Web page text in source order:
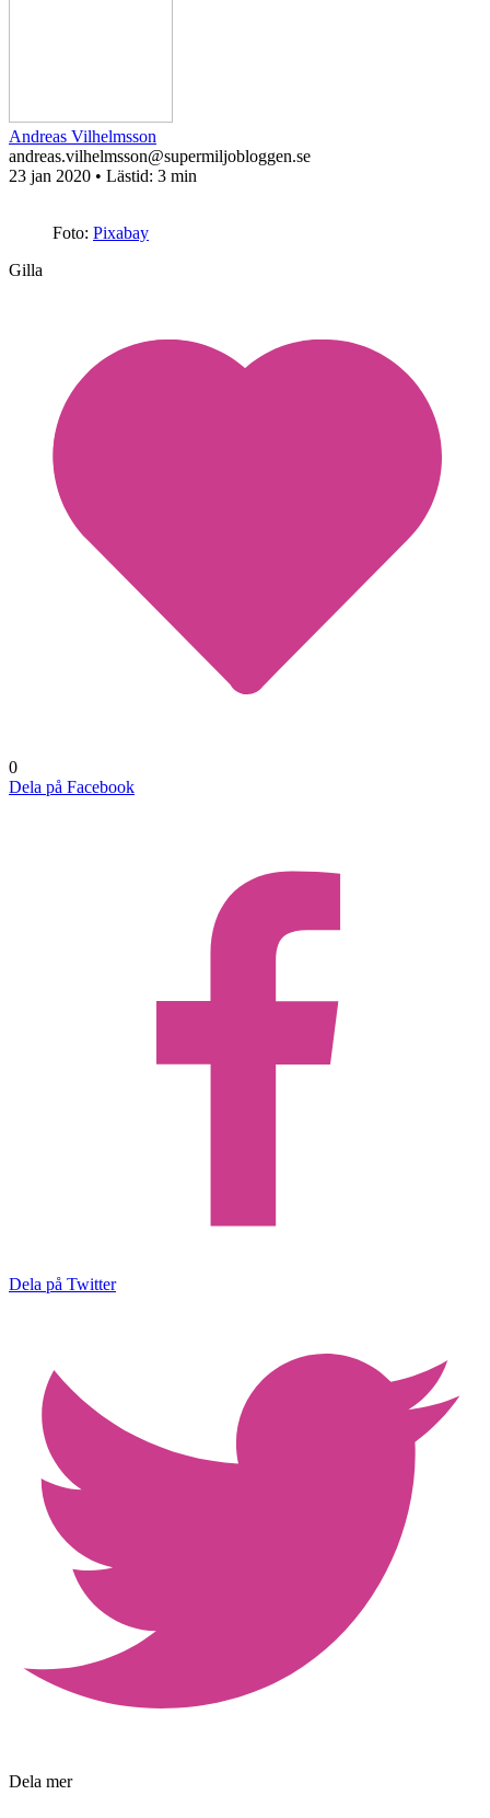
Andreas Vilhelmsson
andreas.vilhelmsson@supermiljobloggen.se
23 jan 2020 • Lästid: 3 min
Foto: Pixabay
Gilla
0
Dela på Facebook
Dela på Twitter
Dela mer